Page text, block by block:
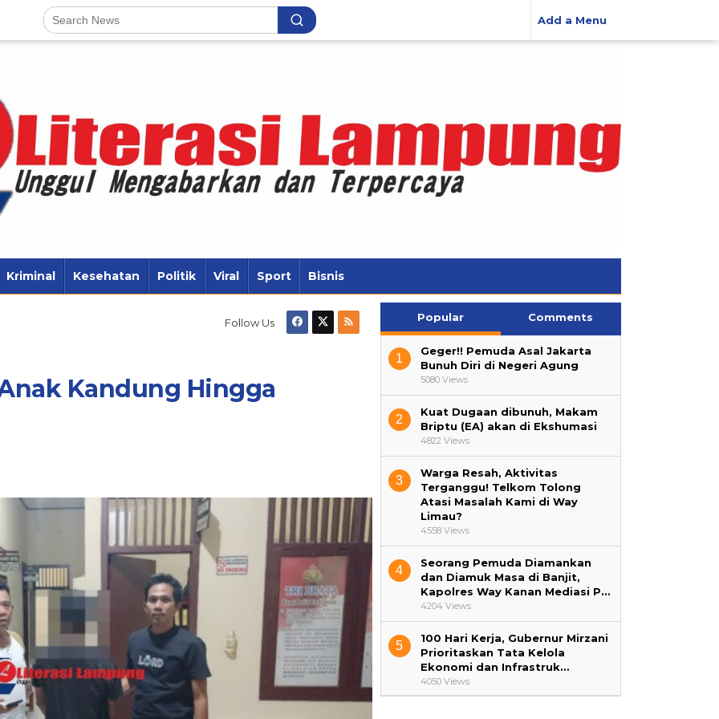
Add a Menu
Kriminal Kesehatan Politik Viral Sport Bisnis
Follow Us
Kandung Hingga
Popular Comments
1
Geger!! Pemuda Asal Jakarta
Bunuh Diri di Negeri Agung
5080 Views
2
Kuat Dugaan dibunuh, Makam
Briptu (EA) akan di Ekshumasi
4822 Views
3
Warga Resah, Aktivitas
Terganggu! Telkom Tolong
Atasi Masalah Kami di Way
Limau?
4558 Views
4
Seorang Pemuda Diamankan
dan Diamuk Masa di Banjit,
Kapolres Way Kanan Mediasi P…
4204 Views
5
100 Hari Kerja, Gubernur Mirzani
Prioritaskan Tata Kelola
Ekonomi dan Infrastruk…
4050 Views